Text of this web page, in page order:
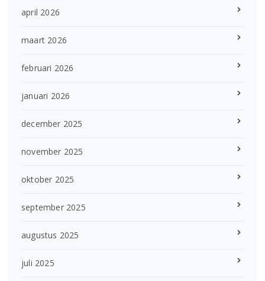
april 2026
maart 2026
februari 2026
januari 2026
december 2025
november 2025
oktober 2025
september 2025
augustus 2025
juli 2025